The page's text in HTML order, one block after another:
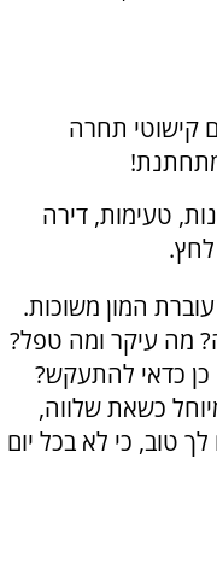
קישוטי תחרה
טעימות, דירה
המון משוכות.
מה עיקר ומה טפל?
כן כדאי להתעקש?
כשאת שלווה,
טוב, כי לא בכל יום